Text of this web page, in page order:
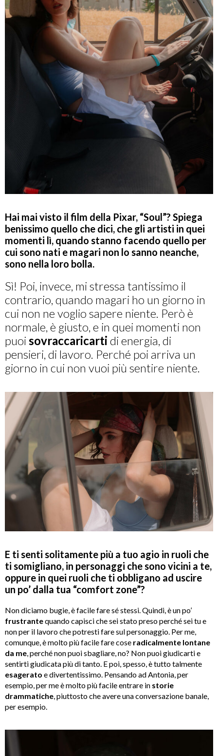
Hai mai visto il film della Pixar, “Soul”? Spiega
benissimo quello che dici, che gli artisti in quei
momenti lì, quando stanno facendo quello per
cui sono nati e magari non lo sanno neanche,
sono nella loro bolla.
Sì! Poi, invece, mi stressa tantissimo il
contrario, quando magari ho un giorno in
cui non ne voglio sapere niente. Però è
normale, è giusto, e in quei momenti non
puoi sovraccaricarti di energia, di
pensieri, di lavoro. Perché poi arriva un
giorno in cui non vuoi più sentire niente.
E ti senti solitamente più a tuo agio in ruoli che
ti somigliano, in personaggi che sono vicini a te,
oppure in quei ruoli che ti obbligano ad uscire
un po’ dalla tua “comfort zone”?
Non diciamo bugie, è facile fare sé stessi. Quindi, è un po’
frustrantequando capisci che sei stato preso perché sei tu e
non per il lavoro che potresti fare sul personaggio. Per me,
comunque, è molto più facile fare cose radicalmente lontane
da me, perché non puoi sbagliare, no? Non puoi giudicarti e
sentirti giudicata più di tanto. E poi, spesso, è tutto talmente
esagerato e divertentissimo. Pensando ad Antonia, per
esempio, per me è molto più facile entrare in storie
drammatiche, piuttosto che avere una conversazione banale,
per esempio.